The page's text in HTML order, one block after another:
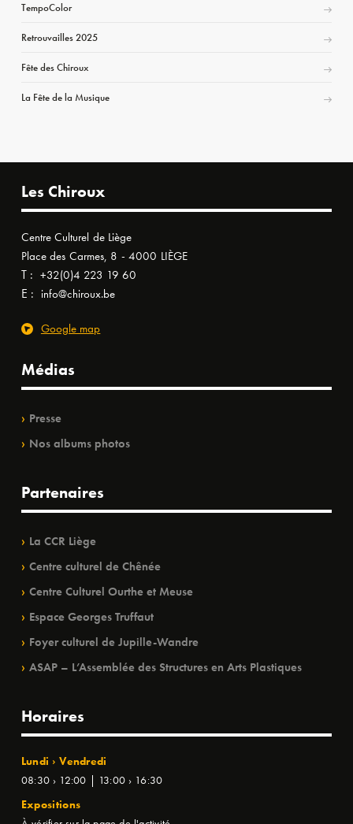
TempoColor
Retrouvailles 2025
Fête des Chiroux
La Fête de la Musique
Les Chiroux
Centre Culturel de Liège
Place des Carmes, 8 - 4000 LIÈGE
T : +32(0)4 223 19 60
E : info@chiroux.be
Google map
Médias
Presse
Nos albums photos
Partenaires
La CCR Liège
Centre culturel de Chênée
Centre Culturel Ourthe et Meuse
Espace Georges Truffaut
Foyer culturel de Jupille-Wandre
ASAP – L’Assemblée des Structures en Arts Plastiques
Horaires
Lundi › Vendredi
08:30 › 12:00 | 13:00 › 16:30
Expositions